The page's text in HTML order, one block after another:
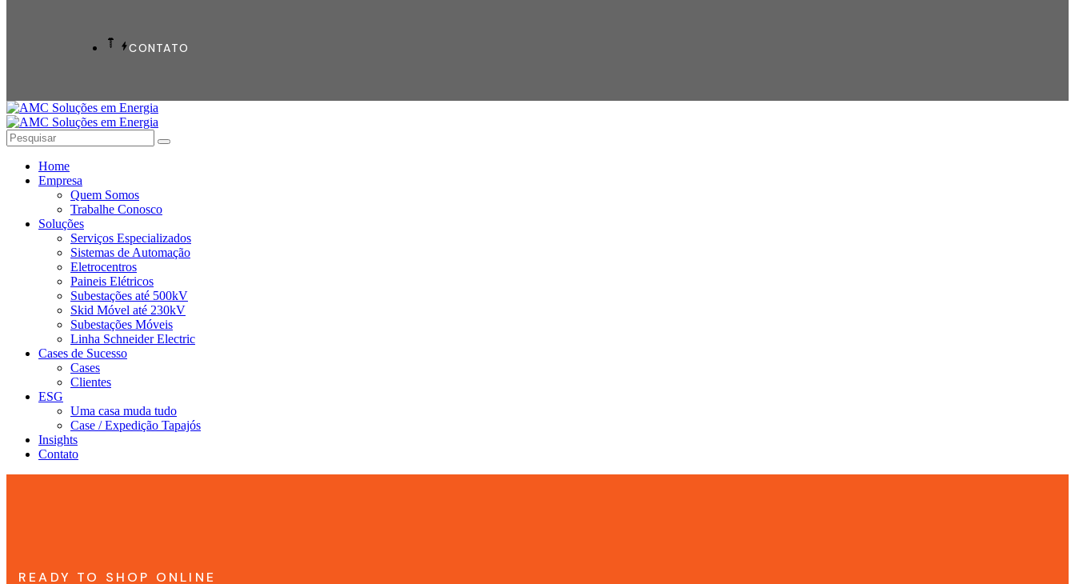
CONTATO
Home
Empresa
Quem Somos
Trabalhe Conosco
Soluções
Serviços Especializados
Sistemas de Automação
Eletrocentros
Paineis Elétricos
Subestações até 500kV
Skid Móvel até 230kV
Subestações Móveis
Linha Schneider Electric
Cases de Sucesso
Cases
Clientes
ESG
Uma casa muda tudo
Case / Expedição Tapajós
Insights
Contato
READY TO SHOP ONLINE